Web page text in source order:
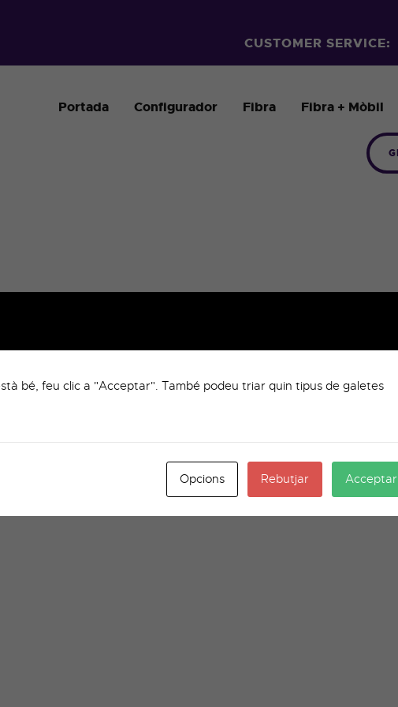
CUSTOMER SERVICE:
Portada Configurador Fibra Fibra + Mòbil
Main
bé, feu clic a "Acceptar". També podeu triar quin tipus de galetes
Opcions Rebutjar Acceptar